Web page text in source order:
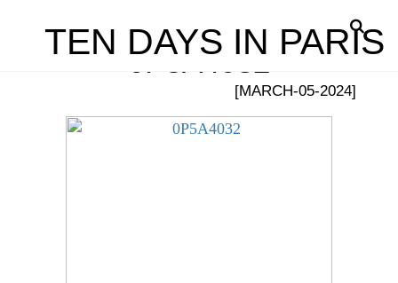
TEN DAYS IN PARIS
0P5A4032
[MARCH-05-2024]